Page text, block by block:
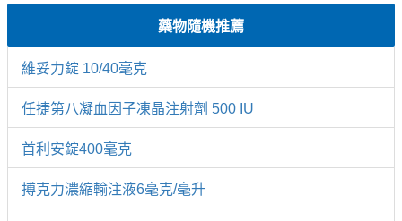
藥物隨機推薦
維妥力錠 10/40毫克
任捷第八凝血因子凍晶注射劑 500 IU
首利安錠400毫克
搏克力濃縮輸注液6毫克/毫升